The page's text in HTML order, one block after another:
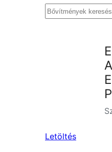
Bővítmények
Letöltés